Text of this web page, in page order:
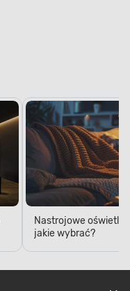
Nastrojowe
jakie wybrać?